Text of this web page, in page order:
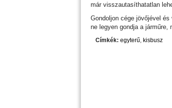
már visszautasíthatatlan
Gondoljon cége jövőjével
ne legyen gondja a járműre,
Címkék: egyterű, kisbusz